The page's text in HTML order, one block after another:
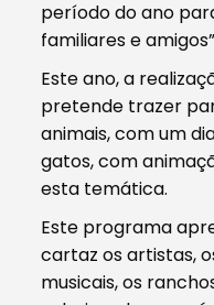
período do ano
familiares e
Este ano, a
pretende trazer
animais, com um
gatos, com
esta temática.
Este programa
cartaz os artistas,
musicais, os